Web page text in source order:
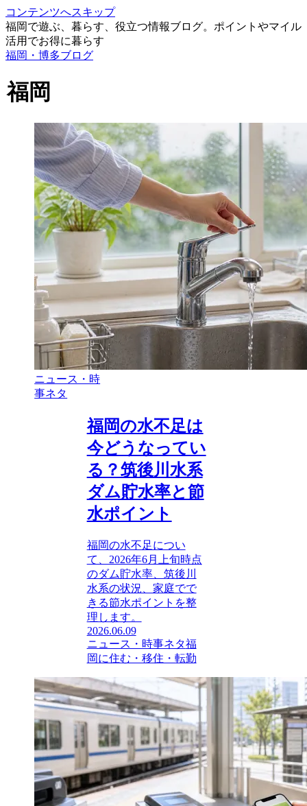
コンテンツへスキップ
福岡で遊ぶ、暮らす、役立つ情報ブログ。ポイントやマイル
活用でお得に暮らす
福岡・博多ブログ
福岡
ニュース・時
事ネタ
福岡の水不足は
今どうなってい
る？筑後川水系
ダム貯水率と節
水ポイント
福岡の水不足につい
て、2026年6月上旬時点
のダム貯水率、筑後川
水系の状況、家庭でで
きる節水ポイントを整
理します。
2026.06.09
ニュース・時事ネタ福
岡に住む・移住・転勤